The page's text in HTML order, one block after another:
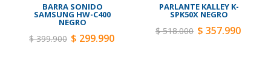
BARRA SONIDO
SAMSUNG HW-C400
NEGRO
$ 399.900 $ 299.990
PARLANTE KALLEY K-
SPK50X NEGRO
$ 518.000 $ 357.990